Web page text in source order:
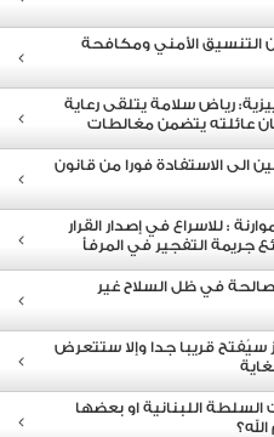
التنسيق الأمني ومكافحة
رياض سلامة يتلقى رعاية
عائلته يتضمن مغالطات
الى الاستفادة فورا من قانون
: للاسراع في إصدار القرار
التفجير في المرفأ
في ظل السلاح غير
قريبا جدا وإلا ستتعرض
اللبنانية او بعضها